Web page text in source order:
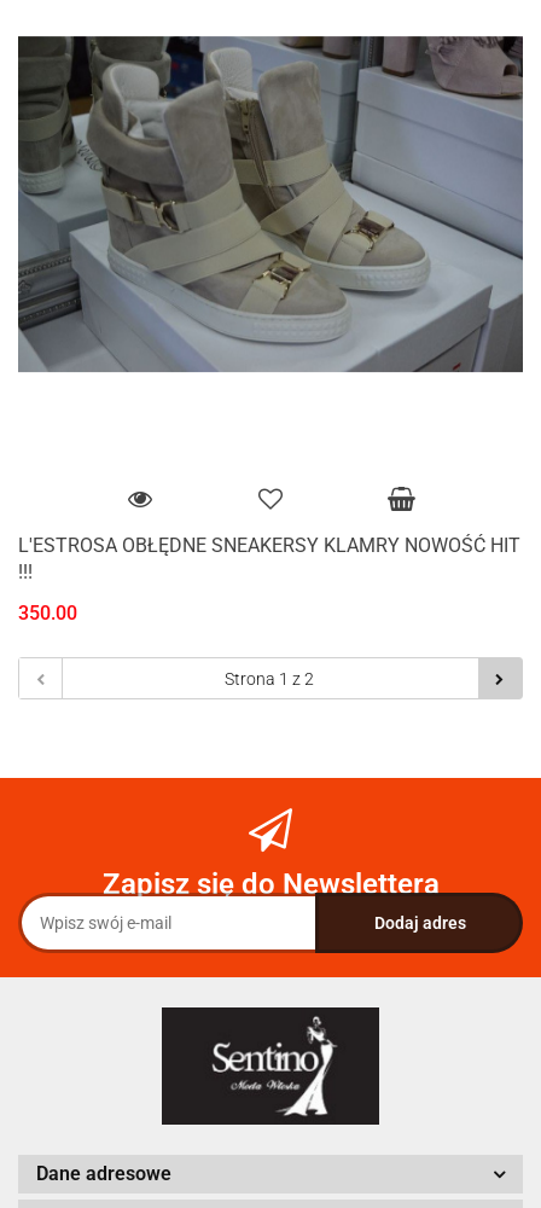
L'ESTROSA OBŁĘDNE SNEAKERSY KLAMRY NOWOŚĆ HIT
!!!
350.00
Zapisz się do Newslettera
Dane adresowe